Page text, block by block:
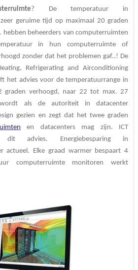
? Detemperatuur in
geruime tijd op maximaal 20 graden
hebben beheerders van computerruimten
in hun computerruimte of
zonder dat het problemen gaf..! De
Refrigerating and Airconditioning
het advies voor de temperatuurrange in
graden verhoogd, naar 22 tot max. 27
wordt als de autoriteit in datacenter
gezien en zegt dat het twee graden
en datacenters mag zijn. ICT
dit advies. Energiebesparing in
actueel. Elke graad warmer bespaart 4
computerruimte monitoren werkt